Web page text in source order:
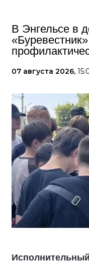
В Энгельсе в
07 августа 2026,